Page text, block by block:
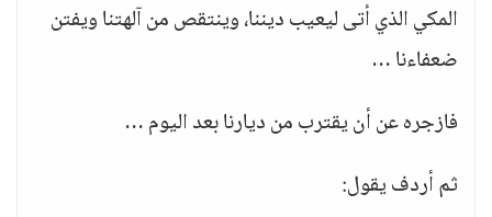
المكي الذي أتى ليعيب ديننا، وينتقص من آلهتنا ويفتن
ضعفاءنا …
فازجره عن أن يقترب من ديارنا بعد اليوم …
ثم أردف يقول: